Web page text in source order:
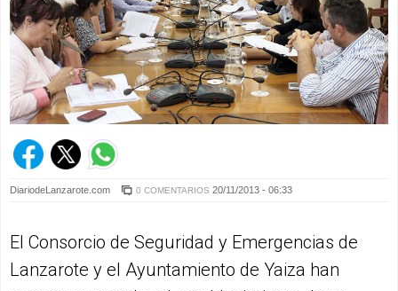
DiariodeLanzarote.com 0 COMENTARIOS 20/11/2013 - 06:33
El Consorcio de Seguridad y Emergencias de
Lanzarote y el Ayuntamiento de Yaiza han